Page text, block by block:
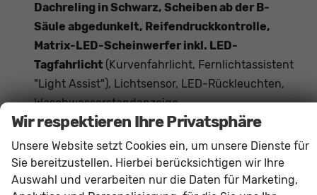
Dachreling in Schwarz, Scheiben ab der B-
Säule abgedunkelt, Reifendruckkontrolle,
Matrix-LED-Scheinwerfer inkl. LED-
Tagfahrlicht (Kurvenfahrlicht, Fernlichtassistent
"Light Assist"), Lichtsensor, LED-Rückleuchten,
Waschwasserstandanzeige,
Ambientebeleuchtung, Fußgängererkennung,
Radfahrererkennung
Innen
Wir respektieren Ihre Privatsphäre
Unsere Website setzt Cookies ein, um unsere Dienste für
Sie bereitzustellen. Hierbei berücksichtigen wir Ihre
Auswahl und verarbeiten nur die Daten für Marketing,